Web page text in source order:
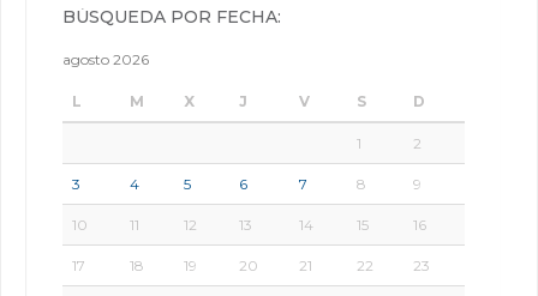
BÚSQUEDA POR FECHA:
agosto 2026
L M X J V S D
1 2
3 4 5 6 7 8 9
10 11 12 13 14 15 16
17 18 19 20 21 22 23